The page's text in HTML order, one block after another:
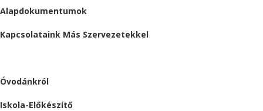
Alapdokumentumok
Kapcsolataink Más Szervezetekkel
Óvodánkról
Iskola-Előkészítő